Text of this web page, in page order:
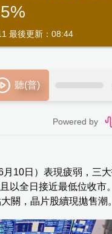
最後更新：08:44
月10日）表現疲弱，三
以全日接近最低位收市
關，晶片股續現拋售潮。